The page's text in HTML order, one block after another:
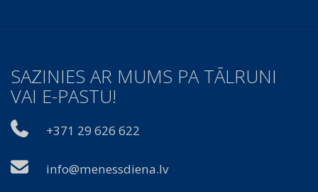
SAZINIES AR MUMS PA TĀLRUNI
VAI E-PASTU!
+371 29 626 622
info@menessdiena.lv